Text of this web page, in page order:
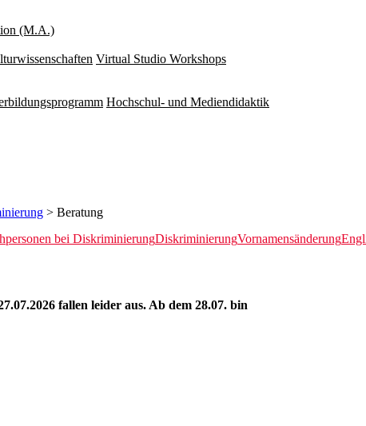
(M.A.)
Virtual Studio Workshops
Hochschul- und Mediendidaktik
> Beratung
bei DiskriminierungDiskriminierungVornamensänderung
fallen leider aus. Ab dem 28.07. bin